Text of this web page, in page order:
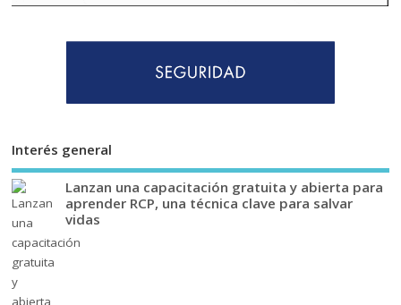
Interés general
Lanzan una capacitación gratuita y abierta para
aprender RCP, una técnica clave para salvar
vidas